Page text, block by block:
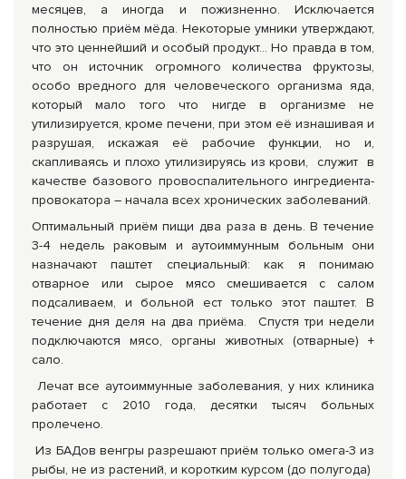
месяцев, а иногда и пожизненно. Исключается
полностью приём мёда. Некоторые умники утверждают,
что это ценнейший и особый продукт… Но правда в том,
что он источник огромного количества фруктозы,
особо вредного для человеческого организма яда,
который мало того что нигде в организме не
утилизируется, кроме печени, при этом её изнашивая и
разрушая, искажая её рабочие функции, но и,
скапливаясь и плохо утилизируясь из крови, служит в
качестве базового провоспалительного ингредиента-
провокатора – начала всех хронических заболеваний.
Оптимальный приём пищи два раза в день. В течение
3-4 недель раковым и аутоиммунным больным они
назначают паштет специальный: как я понимаю
отварное или сырое мясо смешивается с салом
подсаливаем, и больной ест только этот паштет. В
течение дня деля на два приёма. Спустя три недели
подключаются мясо, органы животных (отварные) +
сало.
Лечат все аутоиммунные заболевания, у них клиника
работает с 2010 года, десятки тысяч больных
пролечено.
Из БАДов венгры разрешают приём только омега-3 из
рыбы, не из растений, и коротким курсом (до полугода)